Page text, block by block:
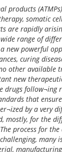
products
somatic
are rapidly
range of
new powerful
curing
other available
new
drugs follow¬ing
that
by a very
mostly, for the
process for the
many